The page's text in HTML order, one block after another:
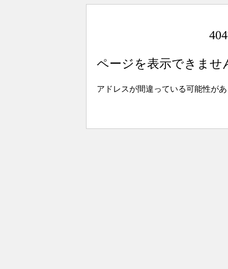
ページを表示できませ
アドレスが間違っている可能性が